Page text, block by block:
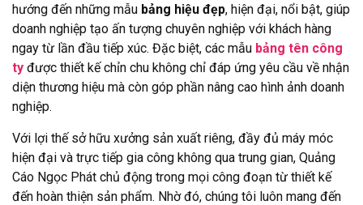
hướng đến những mẫu bảng hiệu đẹp, hiện đại, nổi bật, giúp
doanh nghiệp tạo ấn tượng chuyên nghiệp với khách hàng
ngay từ lần đầu tiếp xúc. Đặc biệt, các mẫu bảng tên công
ty được thiết kế chỉn chu không chỉ đáp ứng yêu cầu về nhận
diện thương hiệu mà còn góp phần nâng cao hình ảnh doanh
nghiệp.
Với lợi thế sở hữu xưởng sản xuất riêng, đầy đủ máy móc
hiện đại và trực tiếp gia công không qua trung gian, Quảng
Cáo Ngọc Phát chủ động trong mọi công đoạn từ thiết kế
đến hoàn thiện sản phẩm. Nhờ đó, chúng tôi luôn mang đến